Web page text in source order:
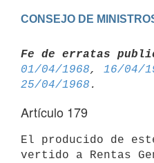
CONSEJO DE
Fe de erratas
01/04/1968, 16/04/
25/04/1968
Artículo 179
El producido de
vertido a Rentas